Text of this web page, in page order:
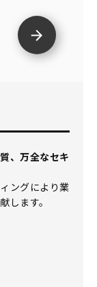
、万全なセキ
ングにより業
します。